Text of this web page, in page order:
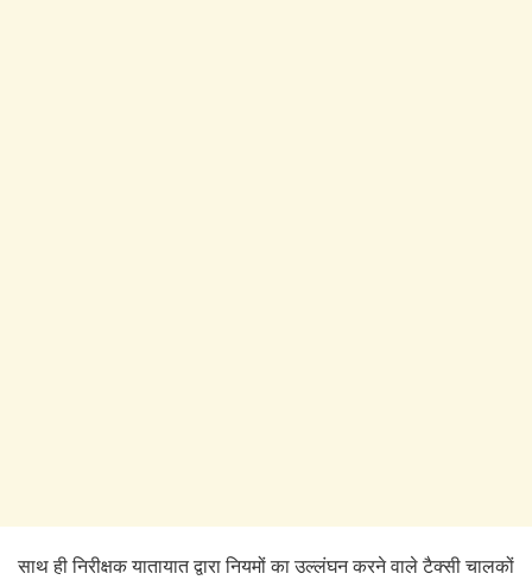
साथ ही निरीक्षक यातायात द्वारा नियमों का उल्लंघन करने वाले टैक्सी चालकों